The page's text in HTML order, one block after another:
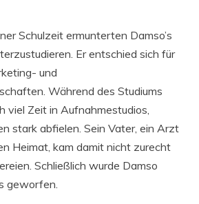
Schulzeit ermunterten Damso’s
Er entschied sich für
und
Während des Studiums
viel Zeit in Aufnahmestudios,
stark abfielen. Sein Vater, ein Arzt
Heimat, kam damit nicht zurecht
Schließlich wurde Damso
geworfen.